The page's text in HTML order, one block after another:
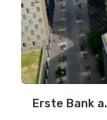
Erste Bank